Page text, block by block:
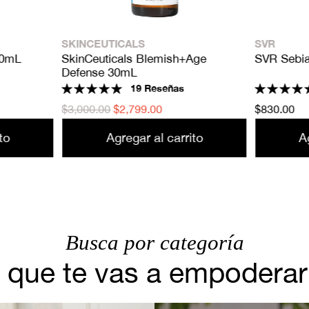
SKINCEUTICALS
SkinCeuticals Blemish+Age
Defense 30mL
19 Reseñas
Precio
$3,000.00 Precio
venta
$2,799.00
Agregar al carrito
SVR
SVR
Precio
$830.00
Busca por categoría
que te vas a